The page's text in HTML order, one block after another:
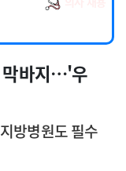
직 의사 공개채용
집
채용
막바지…'우
방병원도 필수